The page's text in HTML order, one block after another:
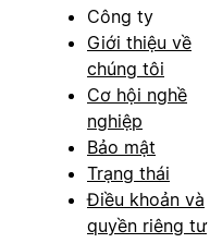
Công ty
Giới thiệu về
chúng tôi
Cơ hội nghề
nghiệp
Bảo mật
Trạng thái
Điều khoản và
quyền riêng tư